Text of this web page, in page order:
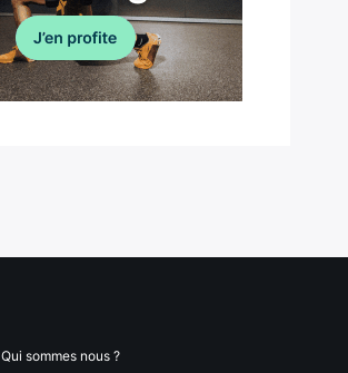
Qui sommes nous ?